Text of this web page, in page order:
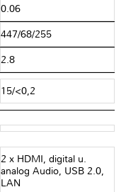
0.06
447/68/255
2.8
15/<0,2
2 x HDMI, digital u.
analog Audio, USB 2.0,
LAN